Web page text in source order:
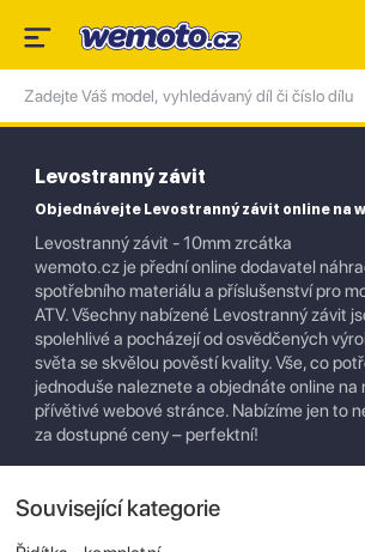
Levostranný závit
Objednávejte Levostranný závit online na
Levostranný závit - 10mm zrcátka
wemoto.cz je přední online dodavatel
spotřebního materiálu a příslušenství pro
ATV. Všechny nabízené Levostranný závit
spolehlivé a pocházejí od osvědčených
světa se skvělou pověstí kvality. Vše, co
jednoduše naleznete a objednáte online na
přívětivé webové stránce. Nabízíme jen to
za dostupné ceny – perfektní!
Související kategorie